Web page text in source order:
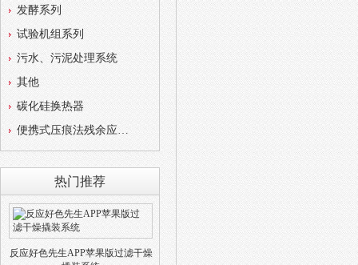
发酵系列
试验机组系列
污水、污泥处理系统
其他
碳化硅换热器
便携式压痕法残余应力测试仪
热门推荐
反应好色先生APP苹果版过滤干燥